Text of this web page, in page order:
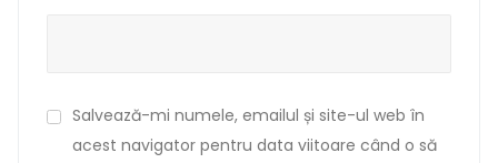
Salvează-mi numele, emailul și site-ul web în
acest navigator pentru data viitoare când o să